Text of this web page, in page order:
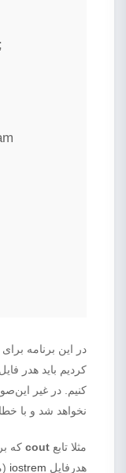
در این برنامه
کردیم باید هدر
کنیم. در غیر
نخواهد شد و با
مثلا تابع cout که
هدرفایل iostrem